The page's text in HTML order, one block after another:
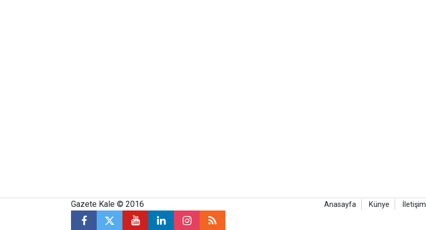
Gazete Kale © 2016 Anasayfa Künye İletişim